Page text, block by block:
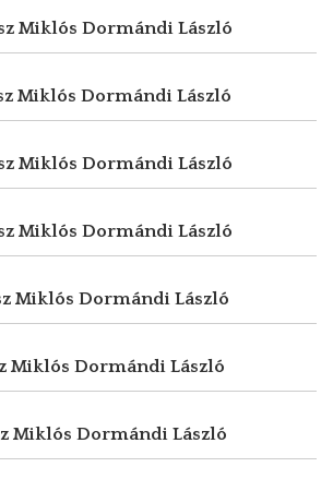
Miklós Dormándi László
Miklós Dormándi László
Miklós Dormándi László
Miklós Dormándi László
Miklós Dormándi László
Miklós Dormándi László
Miklós Dormándi László